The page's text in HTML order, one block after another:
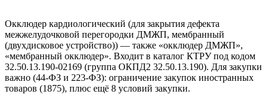
Окклюдер кардиологический (для закрытия дефекта
межжелудочковой перегородки ДМЖП, мембранный
(двухдисковое устройство)) — также «окклюдер ДМЖП»,
«мембранный окклюдер». Входит в каталог КТРУ под кодом
32.50.13.190-02169 (группа ОКПД2 32.50.13.190). Для закупки
важно (44-ФЗ и 223-ФЗ): ограничение закупок иностранных
товаров (1875), плюс ещё 8 условий закупки.